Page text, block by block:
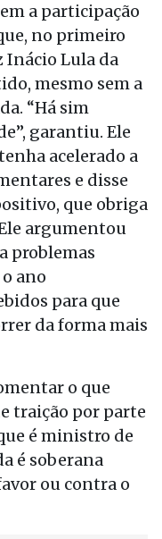
a participação
no primeiro
Lula da
mesmo sem a
“Há sim
garantiu. Ele
acelerado a
e disse
que obriga
argumentou
problemas
ano
para que
da forma mais
o que
traição por parte
é ministro de
é soberana
ou contra o